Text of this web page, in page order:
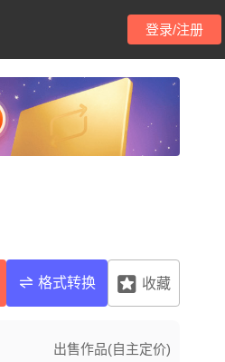
登录/注册
格式转换 收藏
出售作品(自主定价)